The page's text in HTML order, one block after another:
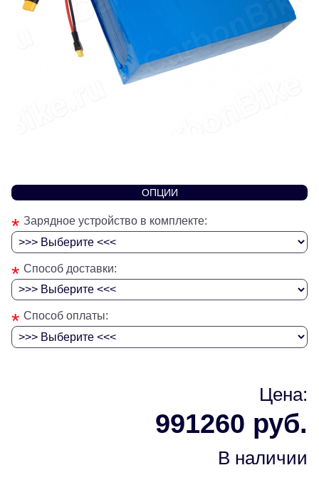
ОПЦИИ
* Зарядное устройство в комплекте:
* Способ доставки:
* Способ оплаты:
Цена:
991260 руб.
В наличии